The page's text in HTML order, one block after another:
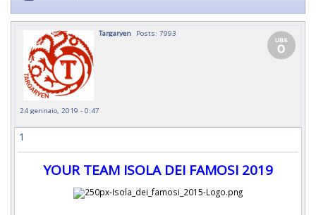
Targaryen Posts: 7993
24 gennaio, 2019 - 0:47
1
YOUR TEAM ISOLA DEI FAMOSI 2019